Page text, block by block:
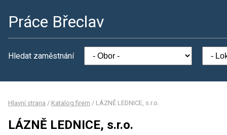
Práce Břeclav
Hledat zaměstnání
Hlavní strana / Katalog firem / LÁZNĚ LEDNICE, s.r.o.
LÁZNĚ LEDNICE, s.r.o.